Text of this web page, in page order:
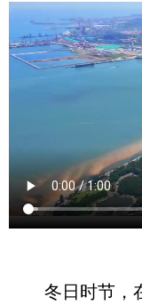
冬日时节，在